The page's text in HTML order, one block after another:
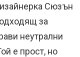
Сюзън
за
неутрални
е прост, но